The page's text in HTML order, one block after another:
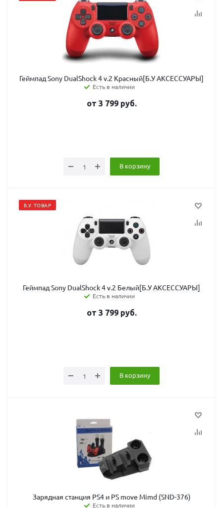
Геймпад Sony DualShock 4 v.2 Красный[Б.У АКСЕССУАРЫ]
Есть в наличии
от 3 799руб.
В корзину
Б.У. ТОВАР
Геймпад Sony DualShock 4 v.2 Белый[Б.У АКСЕССУАРЫ]
Есть в наличии
от 3 799руб.
В корзину
Зарядная станция PS4 и PS move Mimd (SND-376)
Есть в наличии